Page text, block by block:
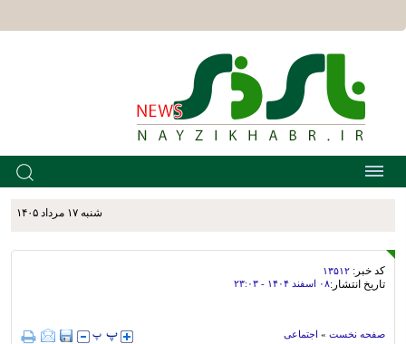
شنبه ۱۷ مرداد ۱۴۰۵
کد خبر: ۱۳۵۱۲
تاریخ انتشار:۰۸ اسفند ۱۴۰۴ - ۲۳:۰۳
صفحه نخست » اجتماعی